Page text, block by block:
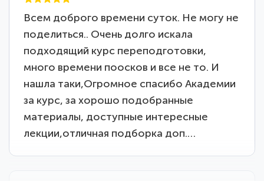
Всем доброго времени суток. Не могу не
поделиться.. Очень долго искала
подходящий курс переподготовки,
много времени поосков и все не то. И
нашла таки,Огромное спасибо Академии
за курс, за хорошо подобранные
материалы, доступные интересные
лекции,отличная подборка доп.…